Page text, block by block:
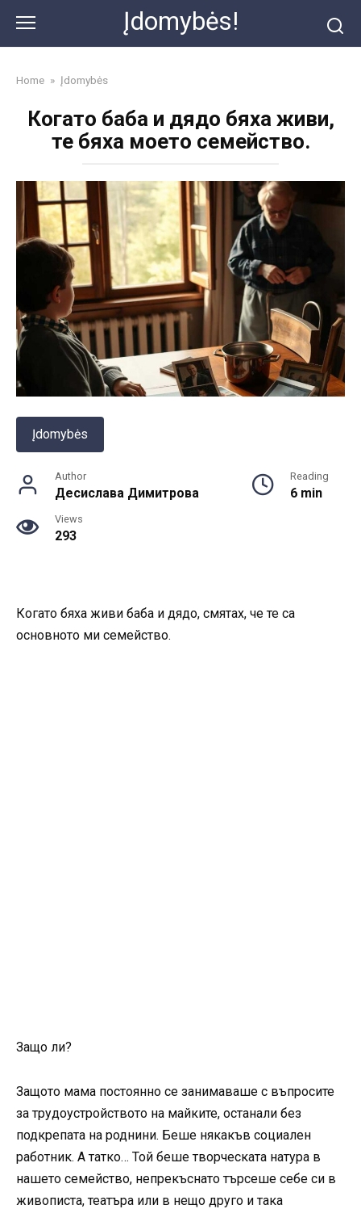
content
Įdomybės!
Home » Įdomybės
Когато баба и дядо бяха живи,
те бяха моето семейство.
Įdomybės
Author
Десислава Димитрова
Reading
6 min
Views
293
Когато бяха живи баба и дядо, смятах, че те са
основното ми семейство.
Защо ли?
Защото мама постоянно се занимаваше с въпросите
за трудоустройството на майките, останали без
подкрепата на роднини. Беше някакъв социален
работник. А татко… Той беше творческата натура в
нашето семейство, непрекъснато търсеше себе си в
живописта, театъра или в нещо друго и така